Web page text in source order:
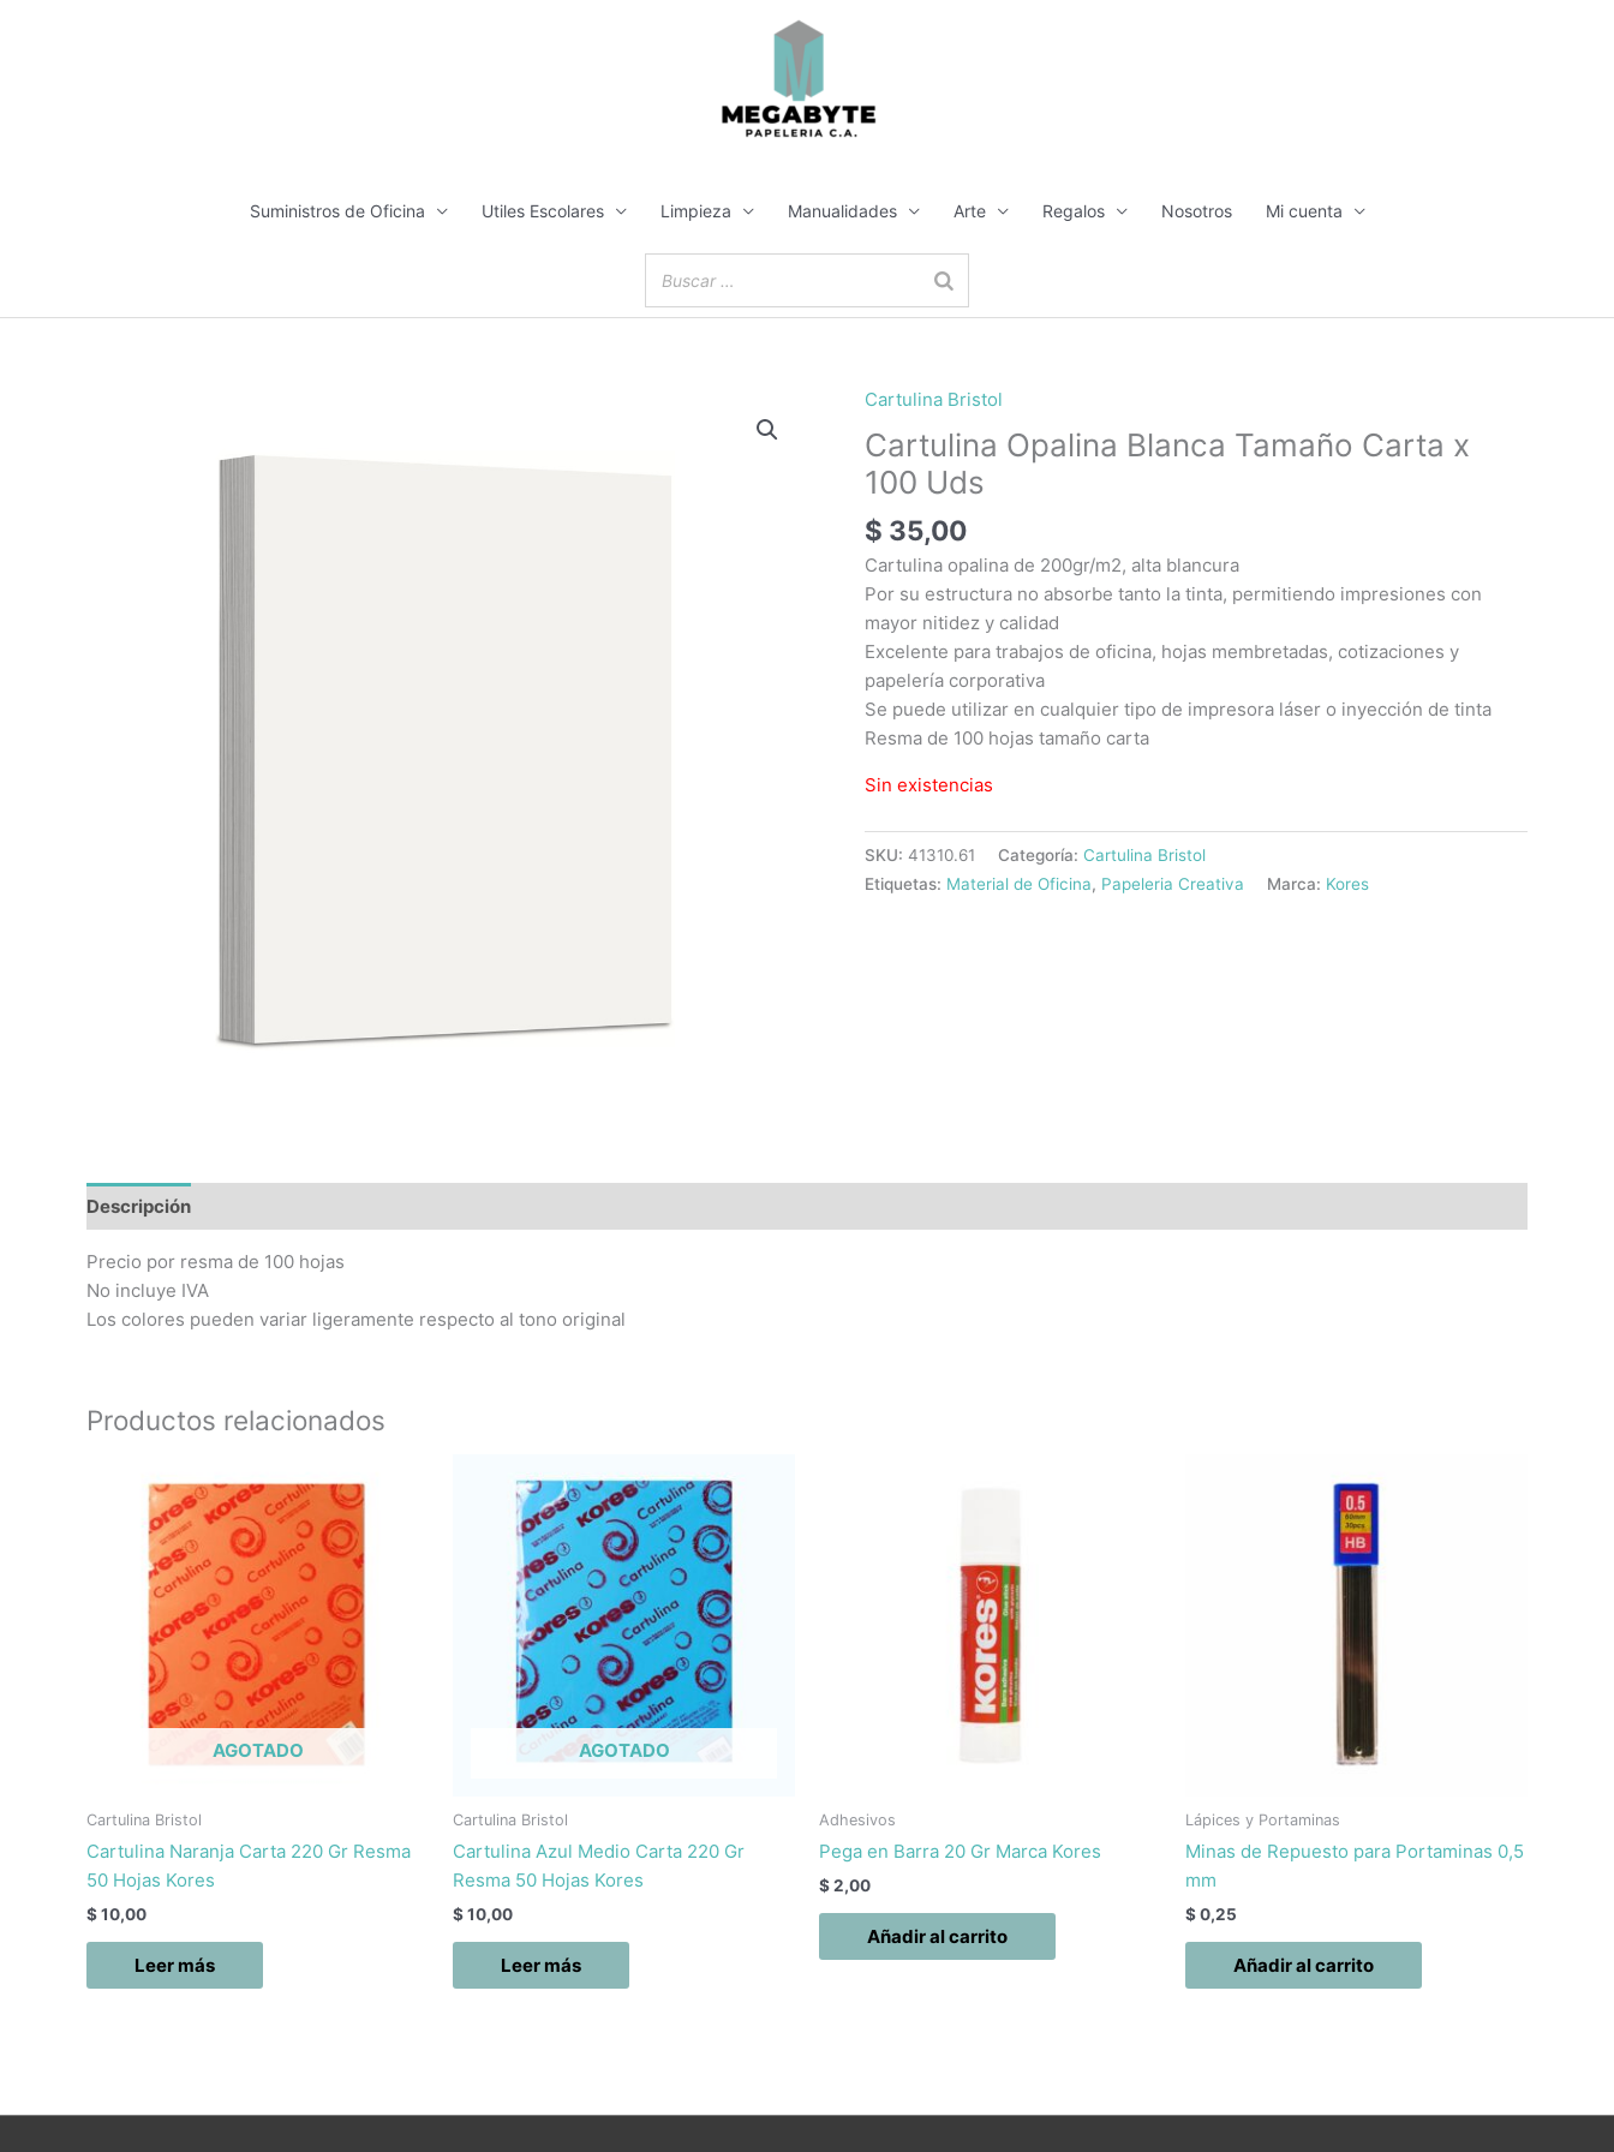
Suministros de Oficina Utiles Escolares Limpieza Manualidades Arte Regalos Nosotros Mi cuenta
Cartulina Bristol
Cartulina Opalina Blanca Tamaño Carta x
100 Uds
$ 35,00
Cartulina opalina de 200gr/m2, alta blancura
Por su estructura no absorbe tanto la tinta, permitiendo impresiones con
mayor nitidez y calidad
Excelente para trabajos de oficina, hojas membretadas, cotizaciones y
papelería corporativa
Se puede utilizar en cualquier tipo de impresora láser o inyección de tinta
Resma de 100 hojas tamaño carta
Sin existencias
SKU: 41310.61 Categoría: Cartulina Bristol
Etiquetas: Material de Oficina, Papeleria Creativa Marca: Kores
Descripción
Precio por resma de 100 hojas
No incluye IVA
Los colores pueden variar ligeramente respecto al tono original
Productos relacionados
AGOTADO
Cartulina Bristol
Cartulina Naranja Carta 220 Gr Resma
50 Hojas Kores
$10,00
Leer más
AGOTADO
Cartulina Bristol
Cartulina Azul Medio Carta 220 Gr
Resma 50 Hojas Kores
$10,00
Leer más
Adhesivos
Pega en Barra 20 Gr Marca Kores
$2,00
Añadir al carrito
Lápices y Portaminas
Minas de Repuesto para Portaminas 0,5
mm
$0,25
Añadir al carrito